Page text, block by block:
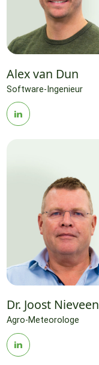
Alex van Dun
Software-Ingenieur
Dr. Joost Nieveen
Agro-Meteorologe